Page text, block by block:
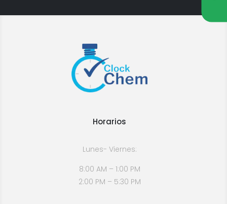
Horarios
Lunes- Viernes:
8:00 AM – 1:00 PM
2:00 PM – 5:30 PM